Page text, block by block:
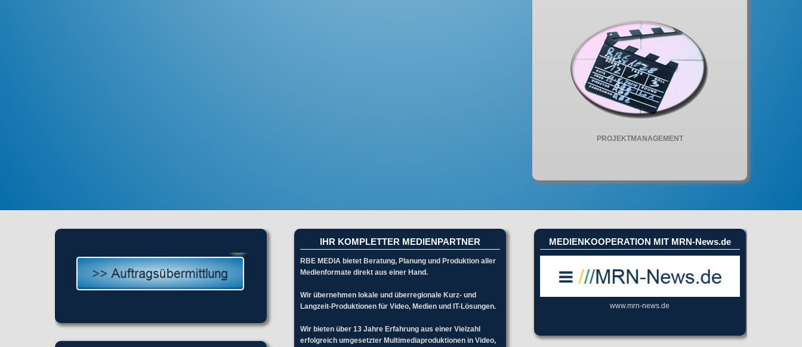
PROJEKTMANAGEMENT
IHR KOMPLETTER MEDIENPARTNER
RBE MEDIA bietet Beratung, Planung und Produktion aller
Medienformate direkt aus einer Hand.
Wir übernehmen lokale und überregionale Kurz- und
Langzeit-Produktionen für Video, Medien und IT-Lösungen.
Wir bieten über 13 Jahre Erfahrung aus einer Vielzahl
erfolgreich umgesetzter Multimediaproduktionen in Video,
MEDIENKOOPERATION MIT MRN-News.de
www.mrn-news.de